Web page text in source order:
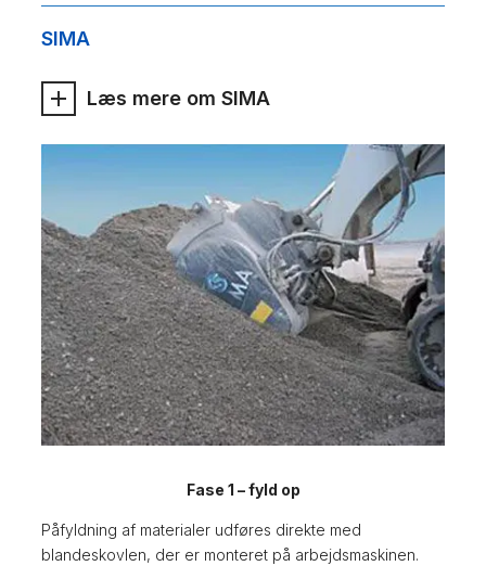
SIMA
Læs mere om SIMA
Fase 1 – fyld op
Påfyldning af materialer udføres direkte med
blandeskovlen, der er monteret på arbejdsmaskinen.